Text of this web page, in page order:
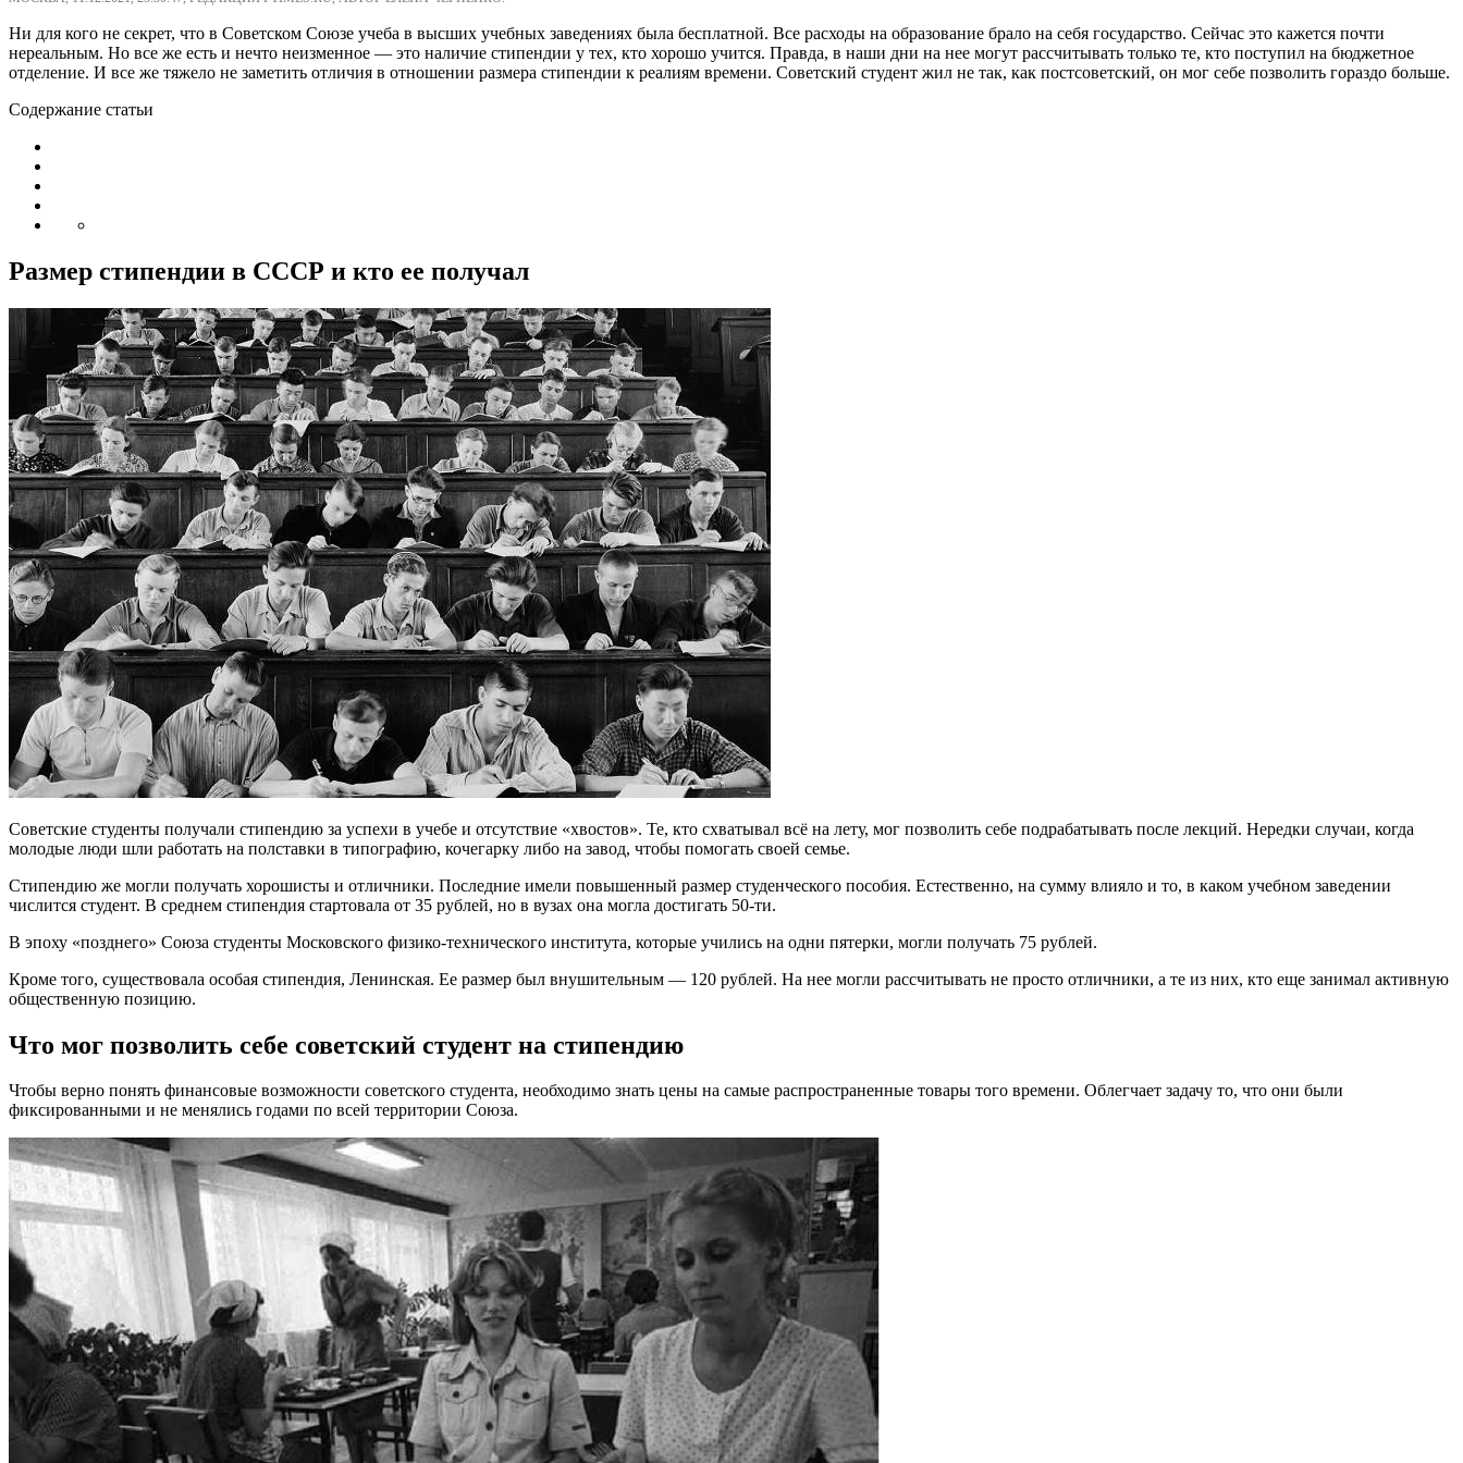
Ни для кого не секрет, что в Советском Союзе учеба в высших учебных заведениях была бесплатной. Все расходы на образование брало на себя государство. Сейчас это кажется почти
нереальным. Но все же есть и нечто неизменное — это наличие стипендии у тех, кто хорошо учится. Правда, в наши дни на нее могут рассчитывать только те, кто поступил на бюджетное
отделение. И все же тяжело не заметить отличия в отношении размера стипендии к реалиям времени. Советский студент жил не так, как постсоветский, он мог себе позволить гораздо больше.
Содержание статьи
Размер стипендии в СССР и кто ее получал
Советские студенты получали стипендию за успехи в учебе и отсутствие «хвостов». Те, кто схватывал всё на лету, мог позволить себе подрабатывать после лекций. Нередки случаи, когда
молодые люди шли работать на полставки в типографию, кочегарку либо на завод, чтобы помогать своей семье.
Стипендию же могли получать хорошисты и отличники. Последние имели повышенный размер студенческого пособия. Естественно, на сумму влияло и то, в каком учебном заведении
числится студент. В среднем стипендия стартовала от 35 рублей, но в вузах она могла достигать 50-ти.
В эпоху «позднего» Союза студенты Московского физико-технического института, которые учились на одни пятерки, могли получать 75 рублей.
Кроме того, существовала особая стипендия, Ленинская. Ее размер был внушительным — 120 рублей. На нее могли рассчитывать не просто отличники, а те из них, кто еще занимал активную
общественную позицию.
Что мог позволить себе советский студент на стипендию
Чтобы верно понять финансовые возможности советского студента, необходимо знать цены на самые распространенные товары того времени. Облегчает задачу то, что они были
фиксированными и не менялись годами по всей территории Союза.